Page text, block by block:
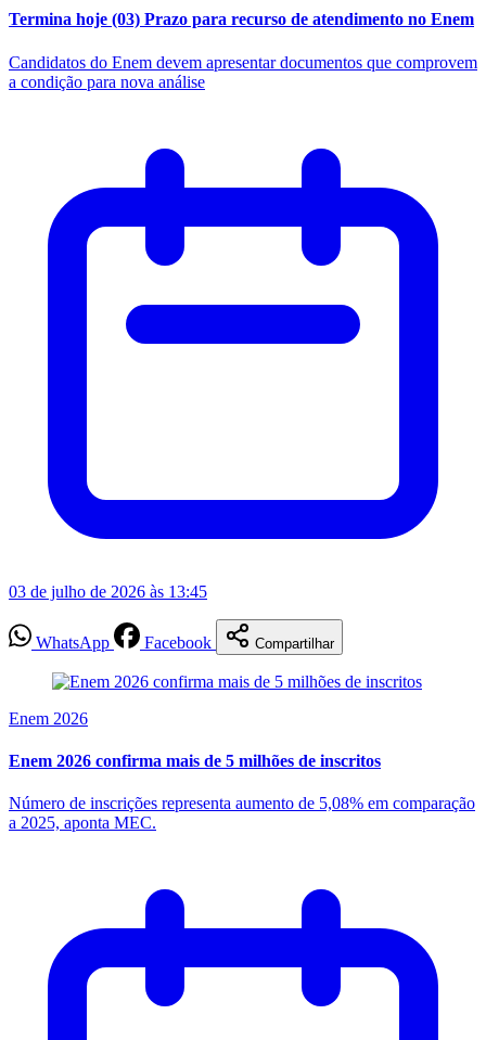
Termina hoje (03) Prazo para recurso de atendimento no Enem
Candidatos do Enem devem apresentar documentos que comprovem
a condição para nova análise
03 de julho de 2026 às 13:45
WhatsApp Facebook Compartilhar
Enem 2026
Enem 2026 confirma mais de 5 milhões de inscritos
Número de inscrições representa aumento de 5,08% em comparação
a 2025, aponta MEC.